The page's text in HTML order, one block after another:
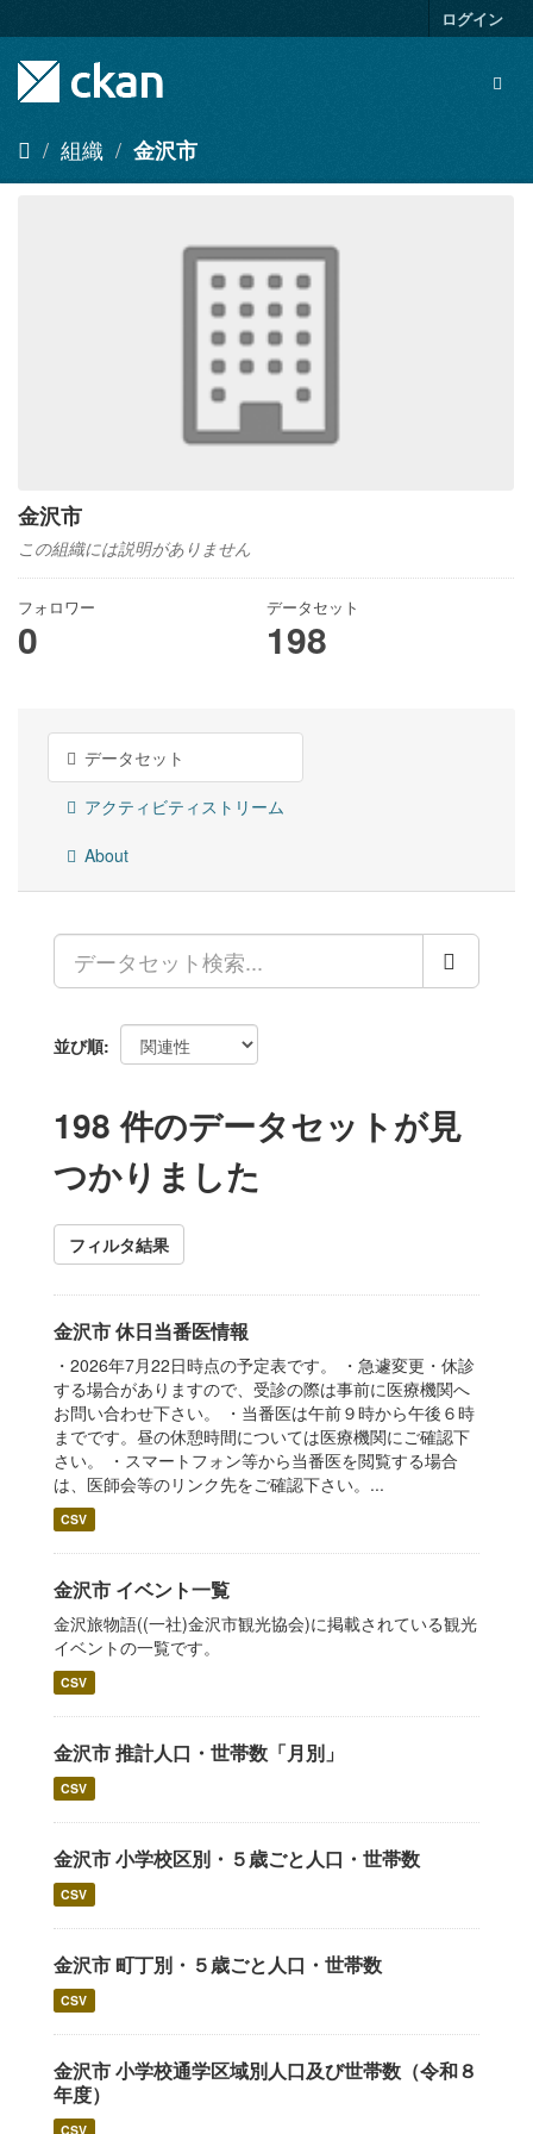
キ
容
ログイン
組織 金沢市
金沢市
この組織には説明がありません
フォロワー
0
データセット
198
データセット
アクティビティストリーム
About
並び順
198 件のデータセットが見
つかりました
フィルタ結果
金沢市 休日当番医情報
・2026年7月22日時点の予定表です。 ・急遽変更・休診
する場合がありますので、受診の際は事前に医療機関へ
お問い合わせ下さい。 ・当番医は午前９時から午後６時
までです。昼の休憩時間については医療機関にご確認下
さい。 ・スマートフォン等から当番医を閲覧する場合
は、医師会等のリンク先をご確認下さい。...
CSV
金沢市 イベント一覧
金沢旅物語((一社)金沢市観光協会)に掲載されている観光
イベントの一覧です。
CSV
金沢市 推計人口・世帯数「月別」
CSV
金沢市 小学校区別・５歳ごと人口・世帯数
CSV
金沢市 町丁別・５歳ごと人口・世帯数
CSV
金沢市 小学校通学区域別人口及び世帯数（令和８
年度）
CSV